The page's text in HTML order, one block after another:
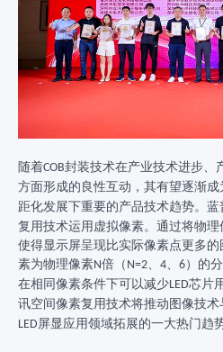
随着COB封装技术在产业技术进步、
方面形成的良性互动，其有望逐渐成
距化发展下重要的产品技术趋势。蓝
复用技术运用虚拟像素。通过将物理
使得显示屏呈现比实际像素点更多
素为物理像素N倍（ N=2、 4、 6）的
在相同像素条件下可以减少LED芯片
讯空间像素复用技术将推动图像技术
LED屏显应用领域拓展的一大热门趋势